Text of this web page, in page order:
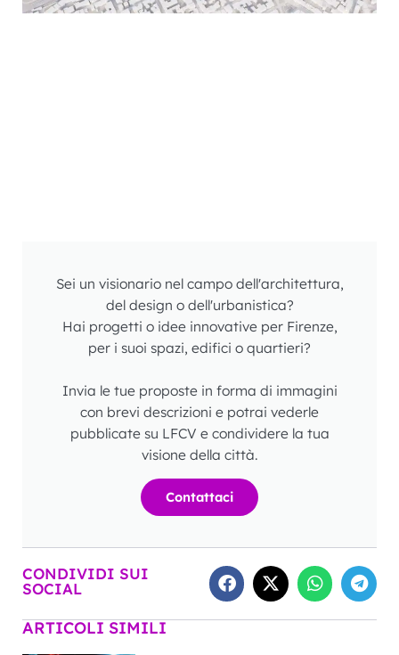
Sei un visionario nel campo dell'architettura,
del design o dell'urbanistica?
Hai progetti o idee innovative per Firenze,
per i suoi spazi, edifici o quartieri?
Invia le tue proposte in forma di immagini
con brevi descrizioni e potrai vederle
pubblicate su LFCV e condividere la tua
visione della città.
Contattaci
CONDIVIDI SUI
SOCIAL
ARTICOLI SIMILI